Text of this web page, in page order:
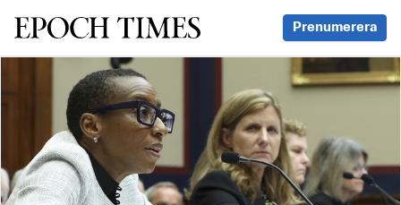
Svenska Epoch Times Prenumerera